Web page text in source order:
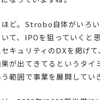
ほど。Strobo自体がいろ
て、IPOを狙っていくと
キュリティのDXを掲げ
が出てきてるというタイ
範囲で事業を展開してい